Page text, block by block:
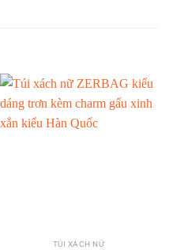
TÚI XÁCH NỮ